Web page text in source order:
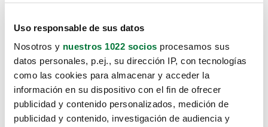
Uso responsable de sus datos
Nosotros y nuestros 1022 socios procesamos sus
datos personales, p.ej., su dirección IP, con tecnologías
como las cookies para almacenar y acceder la
información en su dispositivo con el fin de ofrecer
publicidad y contenido personalizados, medición de
publicidad y contenido, investigación de audiencia y
Lo sentimos, no sabemos como
te hemos traido hasta aquí.